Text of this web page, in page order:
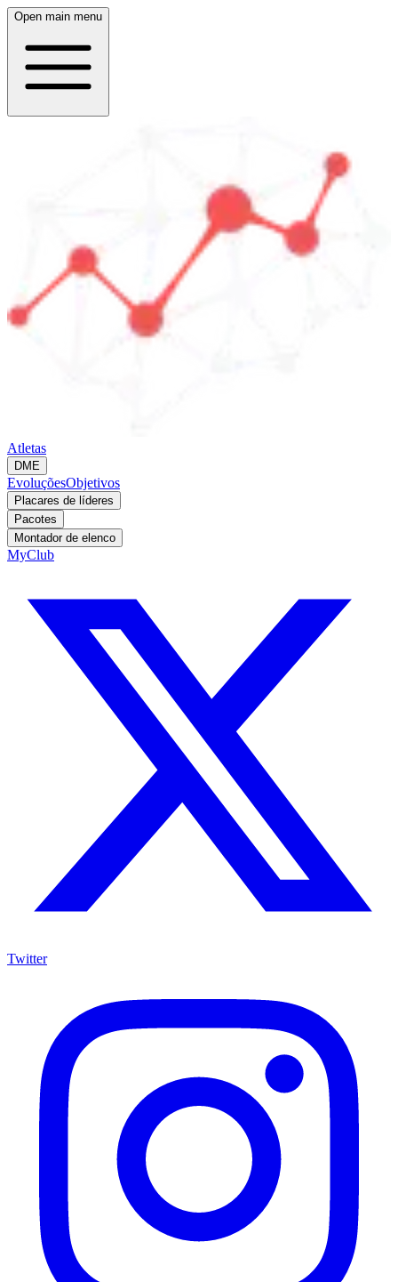
Open main menu
Atletas
DME
EvoluçõesObjetivos
Placares de líderes
Pacotes
Montador de elenco
MyClub
Twitter